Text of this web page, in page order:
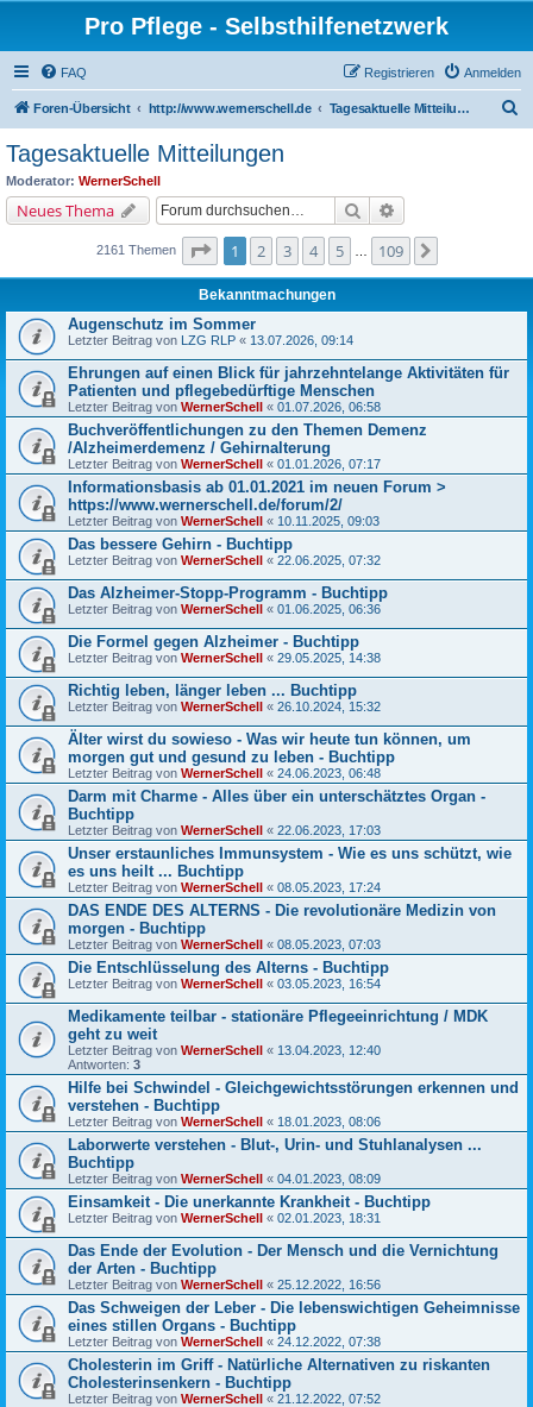
Pro Pflege - Selbsthilfenetzwerk
FAQ Anmelden
Registrieren
Foren-Übersicht http://www.wernerschell.de Tagesaktuelle Mitteilungen
Tagesaktuelle Mitteilungen
Moderator: WernerSchell
Neues Thema Suche
2161 Themen Seite von 109
1 2 3 4 5 109
Bekanntmachungen
Augenschutz im Sommer
Letzter Beitrag von LZG RLP « 13.07.2026, 09:14
Ehrungen auf einen Blick für jahrzehntelange Aktivitäten für
Patienten und pflegebedürftige Menschen
Letzter Beitrag von WernerSchell « 01.07.2026, 06:58
Buchveröffentlichungen zu den Themen Demenz
/Alzheimerdemenz / Gehirnalterung
Letzter Beitrag von WernerSchell « 01.01.2026, 07:17
Informationsbasis ab 01.01.2021 im neuen Forum >
https://www.wernerschell.de/forum/2/
Letzter Beitrag von WernerSchell « 10.11.2025, 09:03
Das bessere Gehirn - Buchtipp
Letzter Beitrag von WernerSchell « 22.06.2025, 07:32
Das Alzheimer-Stopp-Programm - Buchtipp
Letzter Beitrag von WernerSchell « 01.06.2025, 06:36
Die Formel gegen Alzheimer - Buchtipp
Letzter Beitrag von WernerSchell « 29.05.2025, 14:38
Richtig leben, länger leben ... Buchtipp
Letzter Beitrag von WernerSchell « 26.10.2024, 15:32
Älter wirst du sowieso - Was wir heute tun können, um
morgen gut und gesund zu leben - Buchtipp
Letzter Beitrag von WernerSchell « 24.06.2023, 06:48
Darm mit Charme - Alles über ein unterschätztes Organ -
Buchtipp
Letzter Beitrag von WernerSchell « 22.06.2023, 17:03
Unser erstaunliches Immunsystem - Wie es uns schützt, wie
es uns heilt ... Buchtipp
Letzter Beitrag von WernerSchell « 08.05.2023, 17:24
DAS ENDE DES ALTERNS - Die revolutionäre Medizin von
morgen - Buchtipp
Letzter Beitrag von WernerSchell « 08.05.2023, 07:03
Die Entschlüsselung des Alterns - Buchtipp
Letzter Beitrag von WernerSchell « 03.05.2023, 16:54
Medikamente teilbar - stationäre Pflegeeinrichtung / MDK
geht zu weit
Letzter Beitrag von WernerSchell « 13.04.2023, 12:40
Antworten: 3
Hilfe bei Schwindel - Gleichgewichtsstörungen erkennen und
verstehen - Buchtipp
Letzter Beitrag von WernerSchell « 18.01.2023, 08:06
Laborwerte verstehen - Blut-, Urin- und Stuhlanalysen ...
Buchtipp
Letzter Beitrag von WernerSchell « 04.01.2023, 08:09
Einsamkeit - Die unerkannte Krankheit - Buchtipp
Letzter Beitrag von WernerSchell « 02.01.2023, 18:31
Das Ende der Evolution - Der Mensch und die Vernichtung
der Arten - Buchtipp
Letzter Beitrag von WernerSchell « 25.12.2022, 16:56
Das Schweigen der Leber - Die lebenswichtigen Geheimnisse
eines stillen Organs - Buchtipp
Letzter Beitrag von WernerSchell « 24.12.2022, 07:38
Cholesterin im Griff - Natürliche Alternativen zu riskanten
Cholesterinsenkern - Buchtipp
Letzter Beitrag von WernerSchell « 21.12.2022, 07:52